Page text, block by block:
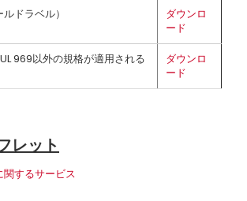
ドラベル）
ダウンロ
ード
969以外の規格が適用される
ダウンロ
ード
レット
するサービス